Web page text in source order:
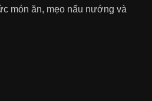
món ăn, mẹo nấu nướng và